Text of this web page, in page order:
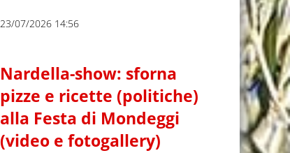
23/07/2026 14:56
Nardella-show: sforna
pizze e ricette (politiche)
alla Festa di Mondeggi
(video e fotogallery)